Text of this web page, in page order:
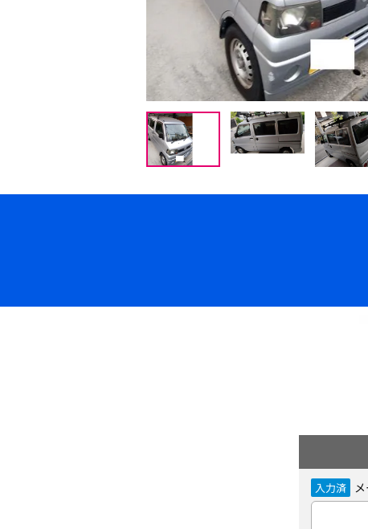
入力済